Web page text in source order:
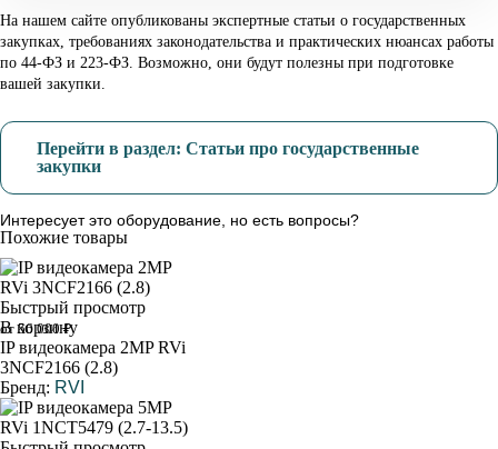
На нашем сайте опубликованы экспертные статьи о государственных
закупках, требованиях законодательства и практических нюансах работы
по 44-ФЗ и 223-ФЗ. Возможно, они будут полезны при подготовке
вашей закупки.
Перейти в раздел: Статьи про государственные
закупки
Интересует это оборудование, но есть вопросы?
Похожие товары
Быстрый просмотр
В корзину
от 56 000 ₽
IP видеокамера 2MP RVi
3NCF2166 (2.8)
Бренд: RVI